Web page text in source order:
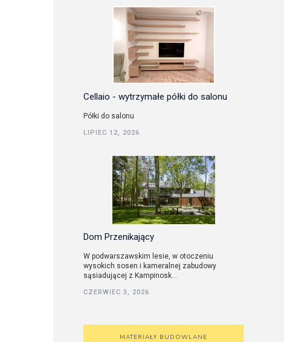
Cellaio - wytrzymałe półki do salonu
Półki do salonu
LIPIEC 12, 2026
Dom Przenikający
W podwarszawskim lesie, w otoczeniu
wysokich sosen i kameralnej zabudowy
sąsiadującej z Kampinosk...
CZERWIEC 3, 2026
MATERIAŁY BUDOWLANE